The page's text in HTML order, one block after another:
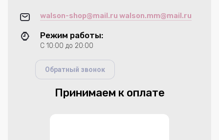
walson-shop@mail.ru walson.mm@mail.ru
Режим работы:
С 10:00 до 20:00
Обратный звонок
Принимаем к оплате